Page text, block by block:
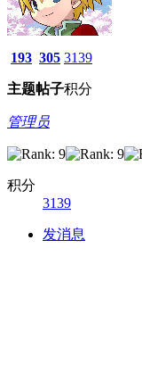
193
主题
305
帖子
3139
积分
管理员
积分
3139
发消息